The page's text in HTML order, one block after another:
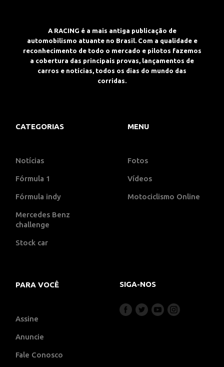
A RACING é a mais antiga publicação de
automobilismo atuante no Brasil. Com a qualidade e
reconhecimento de todo o mercado e pilotos fazemos
a cobertura das principais provas, lançamentos de
carros e notícias, todos os dias do mundo das
corridas.
CATEGORIAS
Notícias
Fórmula 1
Fórmula indy
Mercedes Benz
challenge
Stock car
MENU
Fotos
Vídeos
Motociclismo Online
PARA VOCÊ
Assine
Anuncie
Fale Conosco
SIGA-NOS